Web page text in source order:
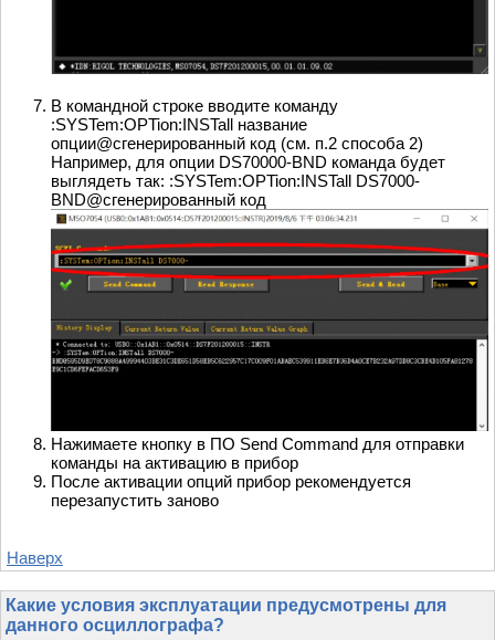
В командной строке вводите команду
:SYSTem:OPTion:INSTall название
опции@сгенерированный код (см. п.2 способа 2)
Например, для опции DS70000-BND команда будет
выглядеть так: :SYSTem:OPTion:INSTall DS7000-
BND@сгенерированный код
Нажимаете кнопку в ПО Send Command для отправки
команды на активацию в прибор
После активации опций прибор рекомендуется
перезапустить заново
Наверх
Какие условия эксплуатации предусмотрены для
данного осциллографа?